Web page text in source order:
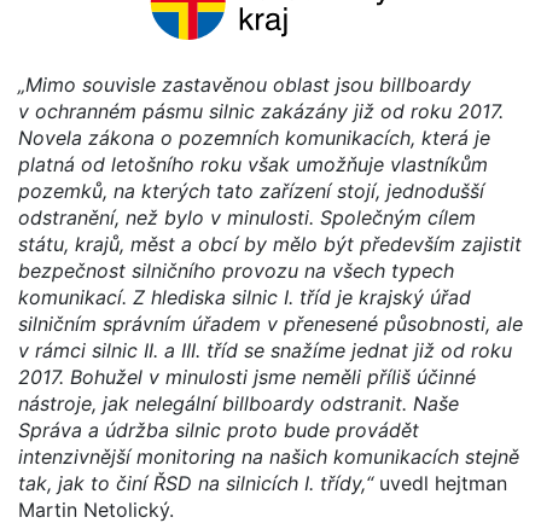
„Mimo souvisle zastavěnou oblast jsou billboardy
v ochranném pásmu silnic zakázány již od roku 2017.
Novela zákona o pozemních komunikacích, která je
platná od letošního roku však umožňuje vlastníkům
pozemků, na kterých tato zařízení stojí, jednodušší
odstranění, než bylo v minulosti. Společným cílem
státu, krajů, měst a obcí by mělo být především zajistit
bezpečnost silničního provozu na všech typech
komunikací. Z hlediska silnic I. tříd je krajský úřad
silničním správním úřadem v přenesené působnosti, ale
v rámci silnic II. a III. tříd se snažíme jednat již od roku
2017. Bohužel v minulosti jsme neměli příliš účinné
nástroje, jak nelegální billboardy odstranit. Naše
Správa a údržba silnic proto bude provádět
intenzivnější monitoring na našich komunikacích stejně
tak, jak to činí ŘSD na silnicích I. třídy,“uvedl hejtman
Martin Netolický.